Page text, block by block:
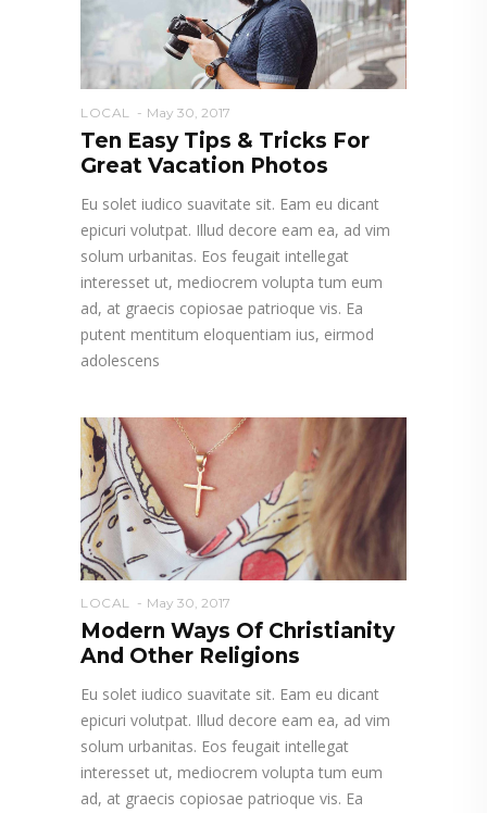
LOCAL May 30, 2017
Ten Easy Tips & Tricks For
Great Vacation Photos
Eu solet iudico suavitate sit. Eam eu dicant
epicuri volutpat. Illud decore eam ea, ad vim
solum urbanitas. Eos feugait intellegat
interesset ut, mediocrem volupta tum eum
ad, at graecis copiosae patrioque vis. Ea
putent mentitum eloquentiam ius, eirmod
adolescens
LOCAL May 30, 2017
Modern Ways Of Christianity
And Other Religions
Eu solet iudico suavitate sit. Eam eu dicant
epicuri volutpat. Illud decore eam ea, ad vim
solum urbanitas. Eos feugait intellegat
interesset ut, mediocrem volupta tum eum
ad, at graecis copiosae patrioque vis. Ea